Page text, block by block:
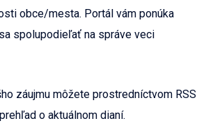
obce/mesta. Portál vám ponúka
spolupodieľať na správe veci
záujmu môžete prostredníctvom RSS
o aktuálnom dianí.